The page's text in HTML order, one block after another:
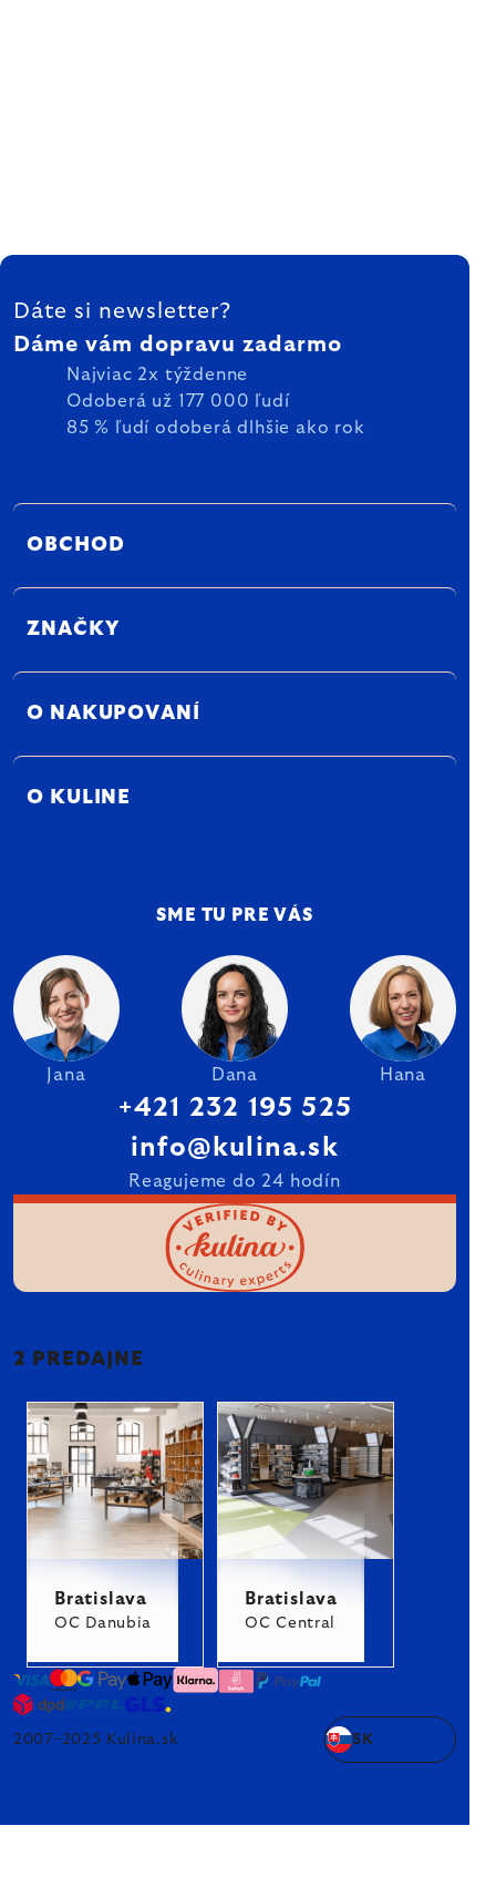
ZÁPÄTIE
Dáte si newsletter?
Dáme vám dopravu zadarmo
Najviac 2x týždenne
Odoberá už 177 000 ľudí
85 % ľudí odoberá dlhšie ako rok
OBCHOD
ZNAČKY
O NAKUPOVANÍ
O KULINE
SME TU PRE VÁS
Jana Dana Hana
+421 232 195 525
info@kulina.sk
Reagujeme do 24 hodín
2 PREDAJNE
Bratislava
OC Danubia
Bratislava
OC Central
2007–2025 Kulina.sk SK